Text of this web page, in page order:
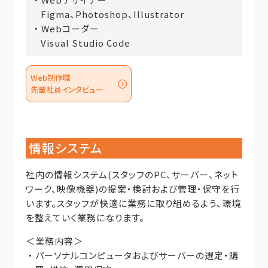
Figma、Photoshop、Illustrator
・ Webコーダー
Visual Studio Code
Web制作職
先輩社員インタビュー
expand_circle_down
情報システム
社内の情報システム(スタッフのPC、サーバー、ネット
ワーク、映像機器)の提案・検討および管理・保守を行
います。スタッフが快適に業務に取り組めるよう、環境
を整えていく業務になります。
＜業務内容＞
・ パーソナルコンピュータおよびサーバーの選定・購